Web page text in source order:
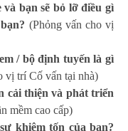
bạn sẽ bỏ lỡ điều gì
(Phỏng vấn cho vị
/ bộ định tuyến là gì
vị trí Cố vấn tại nhà)
cải thiện và phát triển
mềm cao cấp)
khiêm tốn của bạn?